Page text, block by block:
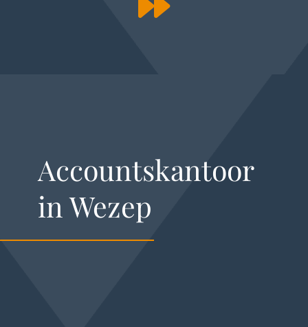
Accountskantoor
in Wezep